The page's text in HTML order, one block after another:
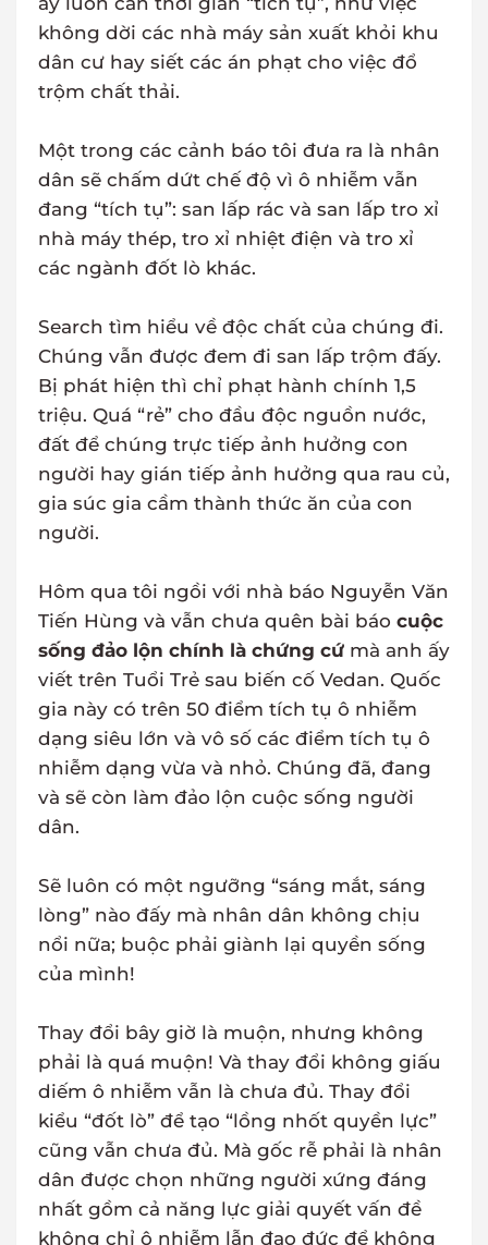
không dời các nhà máy sản xuất khỏi khu
dân cư hay siết các án phạt cho việc đổ
trộm chất thải.
Một trong các cảnh báo tôi đưa ra là nhân
dân sẽ chấm dứt chế độ vì ô nhiễm vẫn
đang “tích tụ”: san lấp rác và san lấp tro xỉ
nhà máy thép, tro xỉ nhiệt điện và tro xỉ
các ngành đốt lò khác.
Search tìm hiểu về độc chất của chúng đi.
Chúng vẫn được đem đi san lấp trộm đấy.
Bị phát hiện thì chỉ phạt hành chính 1,5
triệu. Quá “rẻ” cho đầu độc nguồn nước,
đất để chúng trực tiếp ảnh hưởng con
người hay gián tiếp ảnh hưởng qua rau củ,
gia súc gia cầm thành thức ăn của con
người.
Hôm qua tôi ngồi với nhà báo Nguyễn Văn
Tiến Hùng và vẫn chưa quên bài báo cuộc
sống đảo lộn chính là chứng cứ mà anh ấy
viết trên Tuổi Trẻ sau biến cố Vedan. Quốc
gia này có trên 50 điểm tích tụ ô nhiễm
dạng siêu lớn và vô số các điểm tích tụ ô
nhiễm dạng vừa và nhỏ. Chúng đã, đang
và sẽ còn làm đảo lộn cuộc sống người
dân.
Sẽ luôn có một ngưỡng “sáng mắt, sáng
lòng” nào đấy mà nhân dân không chịu
nổi nữa; buộc phải giành lại quyền sống
của mình!
Thay đổi bây giờ là muộn, nhưng không
phải là quá muộn! Và thay đổi không giấu
diếm ô nhiễm vẫn là chưa đủ. Thay đổi
kiểu “đốt lò” để tạo “lồng nhốt quyền lực”
cũng vẫn chưa đủ. Mà gốc rễ phải là nhân
dân được chọn những người xứng đáng
nhất gồm cả năng lực giải quyết vấn đề
không chỉ ô nhiễm lẫn đạo đức để không